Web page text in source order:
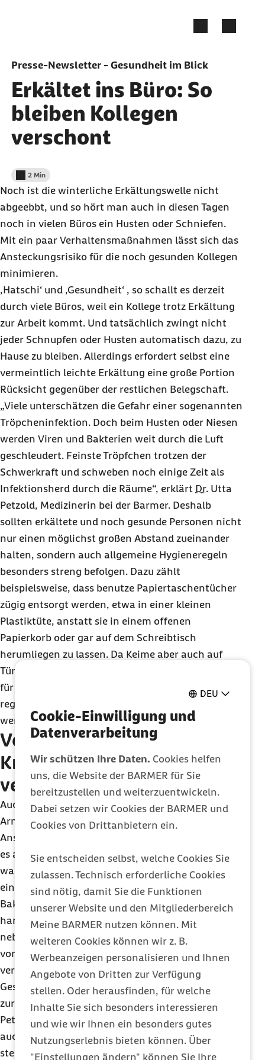
DEU
Cookie-Einwilligung und
Datenverarbeitung
Wir schützen Ihre Daten. Cookies helfen
uns, die Website der BARMER für Sie
bereitzustellen und weiterzuentwickeln.
Dabei setzen wir Cookies der BARMER und
Cookies von Drittanbietern ein.
Sie entscheiden selbst, welche Cookies Sie
zulassen. Technisch erforderliche Cookies
sind nötig, damit Sie die Funktionen
unserer Website und den Mitgliederbereich
Meine BARMER nutzen können. Mit
weiteren Cookies können wir z. B.
Werbeanzeigen personalisieren und Ihnen
Angebote von Dritten zur Verfügung
stellen. Oder herausfinden, für welche
Inhalte Sie sich besonders interessieren
und wie wir Ihnen ein besonders gutes
Nutzungserlebnis bieten können. Über
"Einstellungen ändern" können Sie Ihre
Presse-Newsletter - Gesundheit im Blick
Erkältet ins Büro: So
bleiben Kollegen
verschont
Lesedauer weniger als
2 Min
Noch ist die winterliche Erkältungswelle nicht
abgeebbt, und so hört man auch in diesen Tagen
noch in vielen Büros ein Husten oder Schniefen.
Mit ein paar Verhaltensmaßnahmen lässt sich das
Ansteckungsrisiko für die noch gesunden Kollegen
minimieren.
,Hatschi‘ und ,Gesundheit‘ , so schallt es derzeit
durch viele Büros, weil ein Kollege trotz Erkältung
zur Arbeit kommt. Und tatsächlich zwingt nicht
jeder Schnupfen oder Husten automatisch dazu, zu
Hause zu bleiben. Allerdings erfordert selbst eine
vermeintlich leichte Erkältung eine große Portion
Rücksicht gegenüber der restlichen Belegschaft.
„Viele unterschätzen die Gefahr einer sogenannten
Tröpcheninfektion. Doch beim Husten oder Niesen
werden Viren und Bakterien weit durch die Luft
geschleudert. Feinste Tröpfchen trotzen der
Schwerkraft und schweben noch einige Zeit als
Infektionsherd durch die Räume“, erklärt Dr. Utta
Petzold, Medizinerin bei der Barmer. Deshalb
sollten erkältete und noch gesunde Personen nicht
nur einen möglichst großen Abstand zueinander
halten, sondern auch allgemeine Hygieneregeln
besonders streng befolgen. Dazu zählt
beispielsweise, dass benutze Papiertaschentücher
zügig entsorgt werden, etwa in einer kleinen
Plastiktüte, anstatt sie in einem offenen
Papierkorb oder gar auf dem Schreibtisch
herumliegen zu lassen. Da Keime aber auch auf
Türklinken, Telefonhörern und Computertastaturen
für einige Zeit überleben können, sollten diese
regelmäßig mit Desinfektionstüchern abgewischt
werden, um die Gefahr einer Infektion zu senken.
Verbreitung von
Krankheitserregern
vermeiden
Auch wer in ein Taschentuch niest oder in die
Armbeuge hustet, kann das Risiko einer
Ansteckung reduzieren. Für Kranke wie Gesunde ist
es außerdem wichtig, sich regelmäßig die Hände zu
waschen. „20 bis 30 Sekunden gründlich
eingeseift, kann man die Hände von den meisten
Bakterien und Viren befreien. Alternativ hilft ein
handelsübliches Hand-Desinfektionsmittel, was
nebenbei Ekzemen durch zu häufiges Waschen
vorbeugt. Mit kurzem Verweis auf die Erkältung
verstimmt man außerdem weder Kollegen noch
Geschäftspartner, wenn man auf den Handschlag
zur Begrüßung ausnahmsweise verzichtet“, so
Petzold. Und schließlich sollte gerade im Winter
auch regelmäßiges Stoßlüften auf dem Plan
stehen, weil trockene Heizungsluft die